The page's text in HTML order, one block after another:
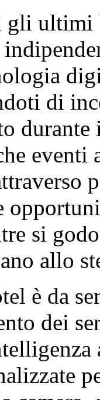
gli
di
eventi
si
allo
è da
dei